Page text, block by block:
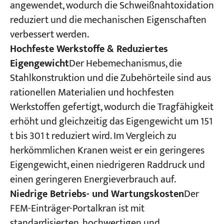
angewendet, wodurch die Schweißnahtoxidation
reduziert und die mechanischen Eigenschaften
verbessert werden.
Hochfeste Werkstoffe & Reduziertes
EigengewichtDer Hebemechanismus, die
Stahlkonstruktion und die Zubehörteile sind aus
rationellen Materialien und hochfesten
Werkstoffen gefertigt, wodurch die Tragfähigkeit
erhöht und gleichzeitig das Eigengewicht um 151
t bis 301 t reduziert wird. Im Vergleich zu
herkömmlichen Kranen weist er ein geringeres
Eigengewicht, einen niedrigeren Raddruck und
einen geringeren Energieverbrauch auf.
Niedrige Betriebs- und WartungskostenDer
FEM-Einträger-Portalkran ist mit